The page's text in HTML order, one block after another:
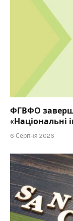
ФГВФО
«Національні
6 Серпня 2026